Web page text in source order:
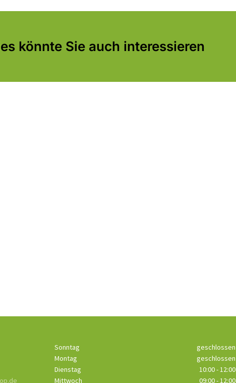
könnte Sie auch interessieren
Sonntag
geschlossen
Montag
geschlossen
Dienstag
10:00 - 12:00
Mittwoch
09:00 - 12:00